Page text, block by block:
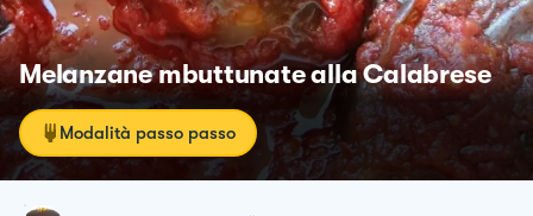
Melanzane mbuttunate alla Calabrese
Modalità passo passo